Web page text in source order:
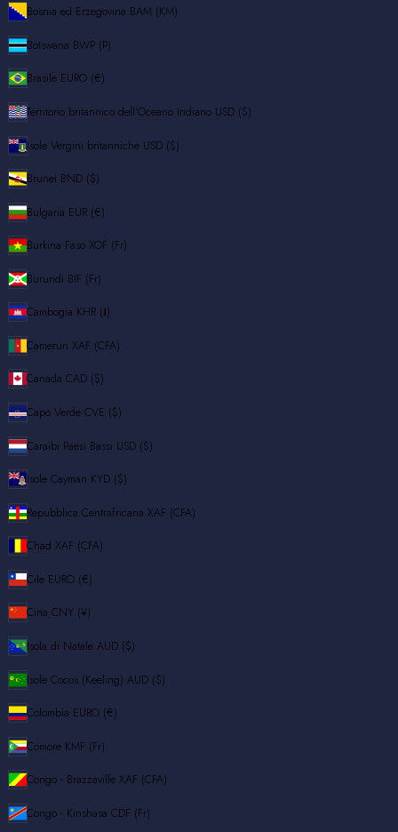
Bosnia ed Erzegovina BAM (КМ)
Botswana BWP (P)
Brasile EURO (€)
Territorio britannico dell'Oceano Indiano USD ($)
Isole Vergini britanniche USD ($)
Brunei BND ($)
Bulgaria EUR (€)
Burkina Faso XOF (Fr)
Burundi BIF (Fr)
Cambogia KHR (៛)
Camerun XAF (CFA)
Canada CAD ($)
Capo Verde CVE ($)
Caraibi Paesi Bassi USD ($)
Isole Cayman KYD ($)
Repubblica Centrafricana XAF (CFA)
Chad XAF (CFA)
Cile EURO (€)
Cina CNY (¥)
Isola di Natale AUD ($)
Isole Cocos (Keeling) AUD ($)
Colombia EURO (€)
Comore KMF (Fr)
Congo - Brazzaville XAF (CFA)
Congo - Kinshasa CDF (Fr)